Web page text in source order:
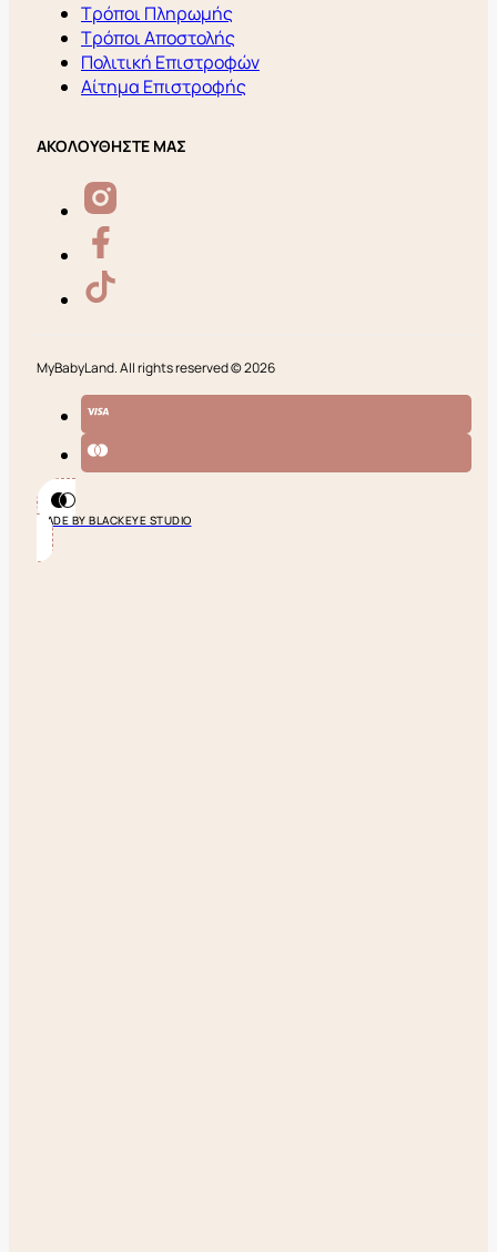
Τρόποι Πληρωμής
Τρόποι Αποστολής
Πολιτική Επιστροφών
Αίτημα Επιστροφής
ΑΚΟΛΟΥΘΗΣΤΕ ΜΑΣ
MyBabyLand. All rights reserved © 2026
MADE BY BLACKEYE STUDIO